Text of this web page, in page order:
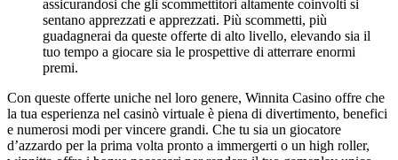
assicurandosi che gli scommettitori altamente coinvolti si
sentano apprezzati e apprezzati. Più scommetti, più
guadagnerai da queste offerte di alto livello, elevando sia il
tuo tempo a giocare sia le prospettive di atterrare enormi
premi.
Con queste offerte uniche nel loro genere, Winnita Casino offre che
la tua esperienza nel casinò virtuale è piena di divertimento, benefici
e numerosi modi per vincere grandi. Che tu sia un giocatore
d’azzardo per la prima volta pronto a immergerti o un high roller,